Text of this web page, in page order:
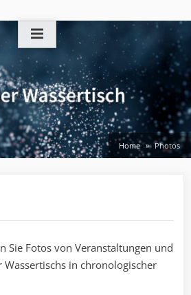
Home Photos
Sie Fotos von Veranstaltungen und
in chronologischer